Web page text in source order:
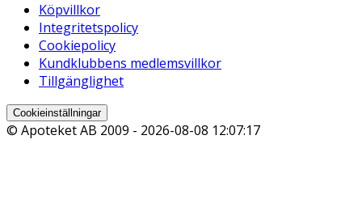
Köpvillkor
Integritetspolicy
Cookiepolicy
Kundklubbens medlemsvillkor
Tillgänglighet
Cookieinställningar
© Apoteket AB 2009 - 2026-08-08 12:07:17